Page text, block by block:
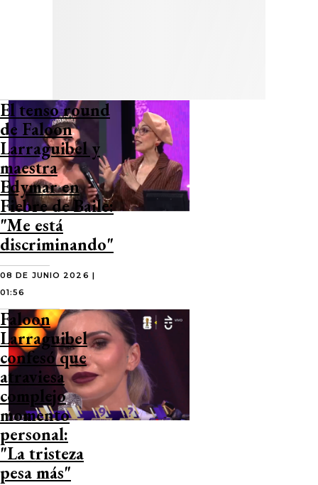
El tenso round
de Faloon
Larraguibel y
maestra
Edymar en
Fiebre de Baile:
"Me está
discriminando"
08 DE JUNIO 2026 |
01:56
Faloon
Larraguibel
confesó que
atraviesa
complejo
momento
personal:
"La tristeza
pesa más"